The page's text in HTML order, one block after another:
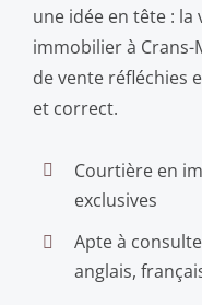
une idée en tête :
immobilier à
de vente réfléchies
et correct.
Courtière en
exclusives
Apte à
anglais,